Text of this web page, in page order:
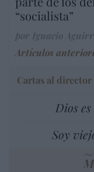
“socialista”
Artículos
Cartas al director
Dios
Soy